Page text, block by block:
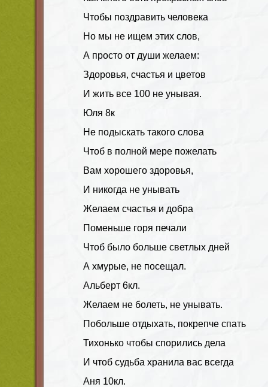
Чтобы поздравить человека
Но мы не ищем этих слов,
А просто от души желаем:
Здоровья, счастья и цветов
И жить все 100 не унывая.
Юля 8к
Не подыскать такого слова
Чтоб в полной мере пожелать
Вам хорошего здоровья,
И никогда не унывать
Желаем счастья и добра
Поменьше горя печали
Чтоб было больше светлых дней
А хмурые, не посещал.
Альберт 6кл.
Желаем не болеть, не унывать.
Побольше отдыхать, покрепче спать
Тихонько чтобы спорились дела
И чтоб судьба хранила вас всегда
Аня 10кл.